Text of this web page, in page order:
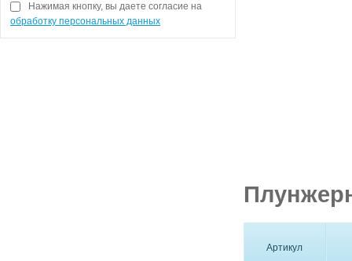
Артикул
Нажимая кнопку, вы даете согласие на
обработку персональных данных